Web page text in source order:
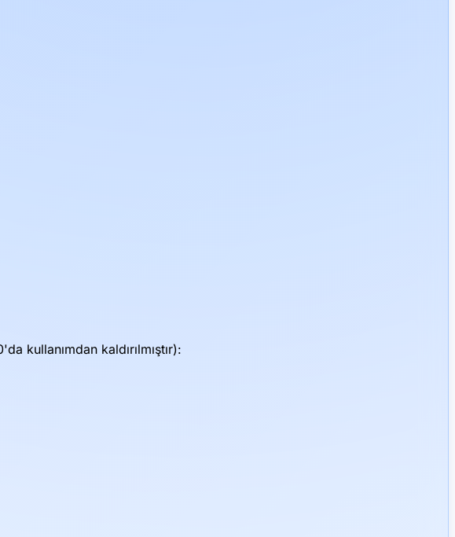
kullanımdan kaldırılmıştır):